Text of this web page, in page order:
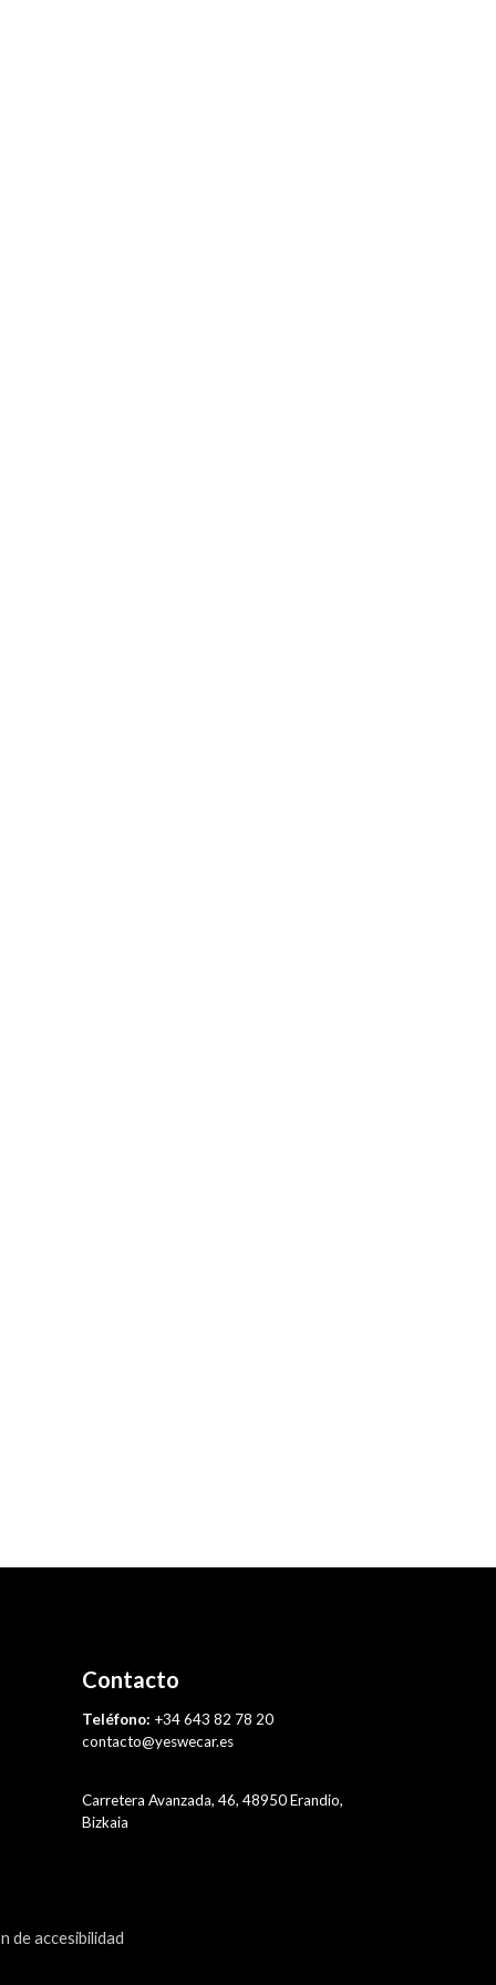
Contacto
Teléfono: +34 643 82 78 20
contacto@yeswecar.es
Carretera Avanzada, 46, 48950 Erandio,
Bizkaia
de accesibilidad